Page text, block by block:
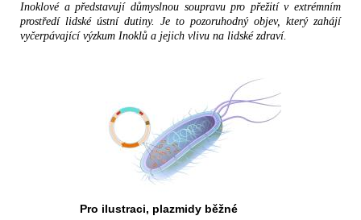
Inoklové a představují důmyslnou soupravu pro přežití v extrémním
prostředí lidské ústní dutiny. Je to pozoruhodný objev, který zahájí
vyčerpávající výzkum Inoklů a jejich vlivu na lidské zdraví.
Pro ilustraci, plazmidy běžné